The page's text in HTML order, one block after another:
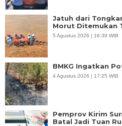
Jatuh dari
Morut Ditemukan
5 Agustus 2026 | 16:39 WIB
BMKG Ingatkan
4 Agustus 2026 | 17:25 WIB
Pemprov Kirim
Batal Jadi Tuan